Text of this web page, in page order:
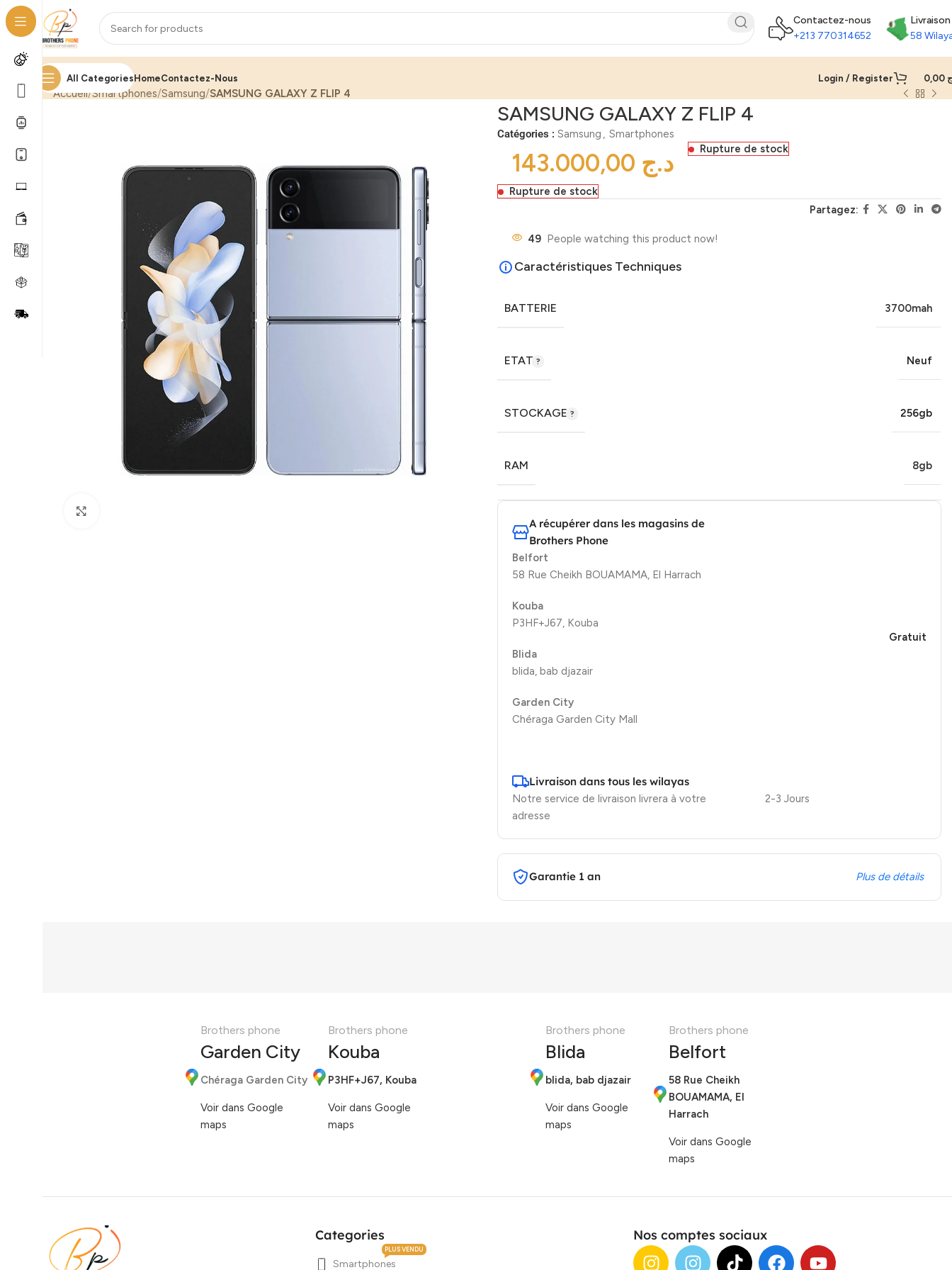
Contactez-nous
+213 770314652
Livraison
58
All CategoriesHomeContactez-Nous Login / Register
Accueil Smartphones Samsung SAMSUNG GALAXY Z FLIP 4
SAMSUNG GALAXY Z FLIP 4
Catégories : Samsung , Smartphones
د.ج Rupture de stock
Rupture de stock
Partagez:
49 People watching this product now!
Caractéristiques Techniques
BATTERIE 3700mah
ETAT Neuf
STOCKAGE 256gb
RAM 8gb
A récupérer dans les magasins de
Brothers Phone
Belfort
58 Rue Cheikh BOUAMAMA, El Harrach
Kouba
P3HF+J67, Kouba
Blida
blida, bab djazair
Garden City
Chéraga Garden City Mall
Gratuit
Livraison dans tous les wilayas
Notre service de livraison livrera à votre
adresse
2-3 Jours
Garantie 1 an Plus de détails
Brothers phone
Garden City
Chéraga Garden City
Voir dans Google
maps
Brothers phone
Kouba
P3HF+J67, Kouba
Voir dans Google
maps
Brothers phone
Blida
blida, bab djazair
Voir dans Google
maps
Brothers phone
Belfort
58 Rue Cheikh
BOUAMAMA, El
Harrach
Voir dans Google
maps
Categories
Smartphones
PLUS VENDU
Nos comptes sociaux